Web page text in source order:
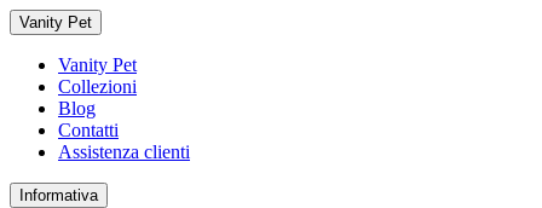
Vanity Pet
Vanity Pet
Collezioni
Blog
Contatti
Assistenza clienti
Informativa